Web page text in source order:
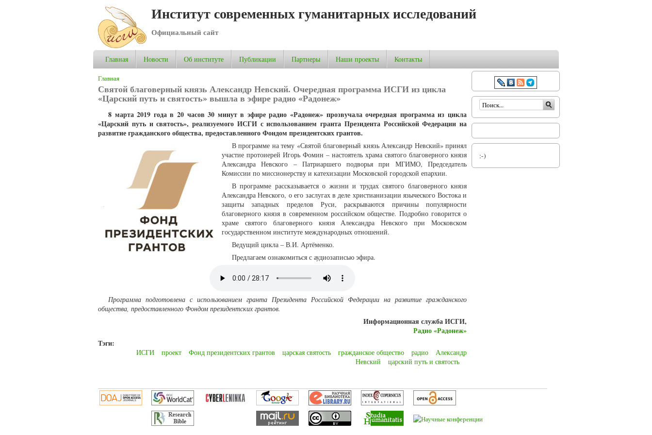
Институт современных гуманитарных исследований
Официальный сайт
Главная Новости Об институте Публикации Партнеры Наши проекты Контакты
Вы здесь
Главная
Святой благоверный князь Александр Невский. Очередная программа ИСГИ из цикла
«Царский путь и святость» вышла в эфире радио «Радонеж»
8 марта 2019 года в 20 часов 30 минут в эфире радио «Радонеж» прозвучала очередная программа из цикла
«Царский путь и святость», реализуемого ИСГИ с использованием гранта Президента Российской Федерации на
развитие гражданского общества, предоставленного Фондом президентских грантов.
В программе на тему «Святой благоверный князь Александр Невский» принял
участие протоиерей Игорь Фомин – настоятель храма святого благоверного князя
Александра Невского – Патриаршего подворья при МГИМО, Председатель
Комиссии по миссионерству и катехизации Московской городской епархии.
В программе рассказывается о жизни и трудах святого благоверного князя
Александра Невского, о его заслугах в деле христианизации языческого Востока и
защиты западных пределов Руси, раскрываются причины популярности
благоверного князя в современном российском обществе. Подробно говорится о
храме святого благоверного князя Александра Невского при Московском
государственном институте международных отношений.
Ведущий цикла – В.И. Артёменко.
Предлагаем ознакомиться с аудиозаписью эфира.
Программа подготовлена с использованием гранта Президента Российской Федерации на развитие гражданского
общества, предоставленного Фондом президентских грантов.
Информационная служба ИСГИ,
Радио «Радонеж»
Тэги:
ИСГИ проект Фонд президентских грантов царская святость гражданское общество радио
Александр
Невский
царский путь и святость
Форма поиска
:-)